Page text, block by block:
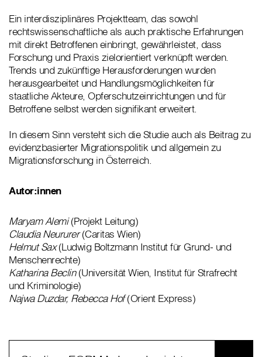
Ein interdisziplinäres Projektteam, das sowohl
rechtswissenschaftliche als auch praktische Erfahrungen
mit direkt Betroffenen einbringt, gewährleistet, dass
Forschung und Praxis zielorientiert verknüpft werden.
Trends und zukünftige Herausforderungen wurden
herausgearbeitet und Handlungsmöglichkeiten für
staatliche Akteure, Opferschutzeinrichtungen und für
Betroffene selbst werden signifikant erweitert.
In diesem Sinn versteht sich die Studie auch als Beitrag zu
evidenzbasierter Migrationspolitik und allgemein zu
Migrationsforschung in Österreich.
Autor:innen
Maryam Alemi(Projekt Leitung)
Claudia Neururer(Caritas Wien)
Helmut Sax(Ludwig Boltzmann Institut für Grund- und
Menschenrechte)
Katharina Beclin(Universität Wien, Institut für Strafrecht
und Kriminologie)
Najwa Duzdar, Rebecca Hof(Orient Express)